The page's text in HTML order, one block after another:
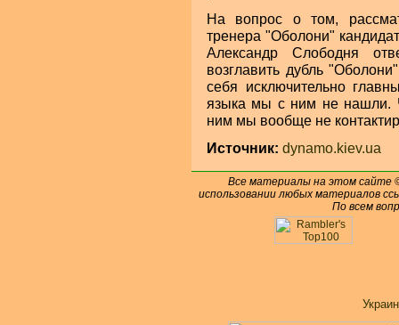
На вопрос о том,
тренера "Оболони"
Александр Слободня
возглавить дубль
себя исключительно
языка мы с ним не нашли.
ним мы вообще не
Источник: dynamo.kiev.ua
Все материалы на этом сайте
использовании любых материалов
По всем